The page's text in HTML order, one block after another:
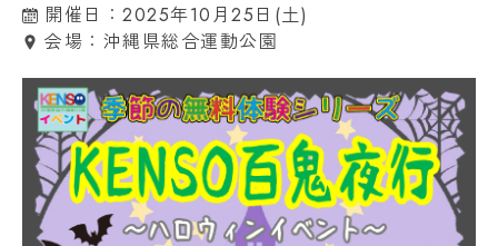
開催日：2025年10月25日(土)
会場：沖縄県総合運動公園